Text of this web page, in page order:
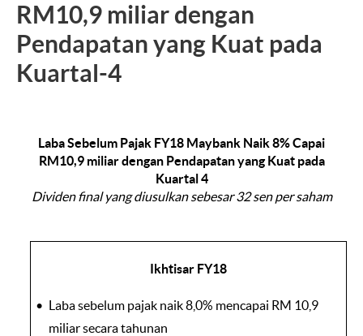
RM10,9 miliar dengan
Pendapatan yang Kuat pada
Kuartal-4
Laba Sebelum Pajak FY18 Maybank Naik 8% Capai
RM10,9 miliar dengan Pendapatan yang Kuat pada
Kuartal 4
Dividen final yang diusulkan sebesar 32 sen per saham
Ikhtisar FY18
Laba sebelum pajak naik 8,0% mencapai RM 10,9
miliar secara tahunan